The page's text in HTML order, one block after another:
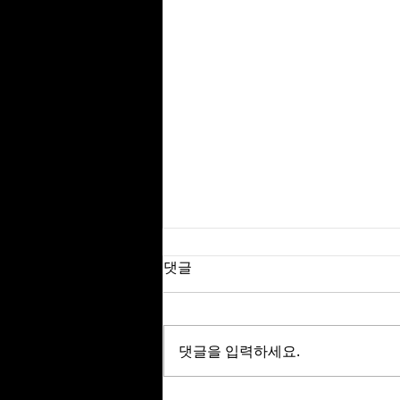
온라인 텍사스 홀덤 게임
댓글
댓글을 입력하세요.